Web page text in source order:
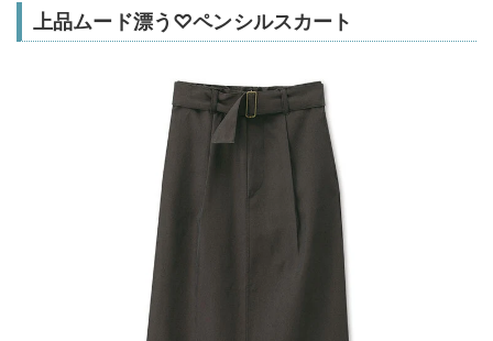
上品ムード漂う♡ペンシルスカート